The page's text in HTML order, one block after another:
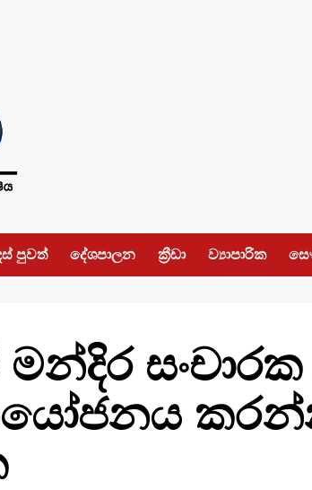
පුවත් දේශපාලන ක්‍රීඩා ව්‍යාපාරික
මන්දිර